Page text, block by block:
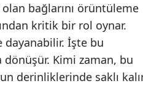
bağlarını örüntüleme
kritik bir rol oynar.
dayanabilir. İşte bu
Kimi zaman, bu
derinliklerinde saklı